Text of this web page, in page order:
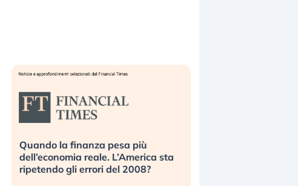
Quando la finanza pesa più
dell’economia reale. L’America sta
ripetendo gli errori del 2008?